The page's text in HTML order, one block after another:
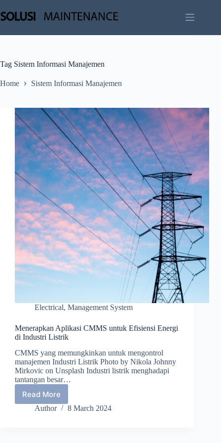
to
content
Tag Sistem Informasi Manajemen
Home Sistem Informasi Manajemen
Electrical, Management System
Menerapkan Aplikasi CMMS untuk Efisiensi Energi
di Industri Listrik
CMMS yang memungkinkan untuk mengontrol
manajemen Industri Listrik Photo by Nikola Johnny
Mirkovic on Unsplash Industri listrik menghadapi
tantangan besar…
Read MoreMenerapkan
Aplikasi
Author 8 March 2024